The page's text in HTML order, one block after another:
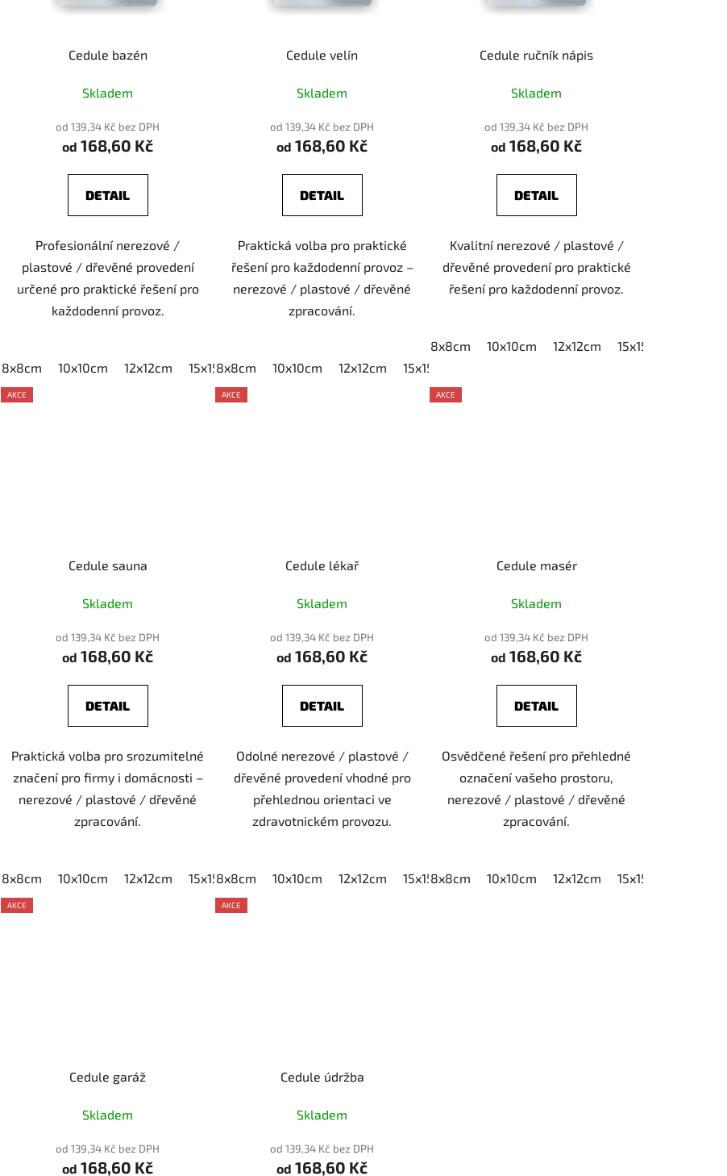
Cedule bazén
Skladem
od 139,34 Kč bez DPH
od 168,60 Kč
DETAIL
Profesionální nerezové /
plastové / dřevěné provedení
určené pro praktické řešení pro
každodenní provoz.
8x8cm 10x10cm 12x12cm 15x15cm 20x20cm
Cedule velín
Skladem
od 139,34 Kč bez DPH
od 168,60 Kč
DETAIL
Praktická volba pro praktické
řešení pro každodenní provoz –
nerezové / plastové / dřevěné
zpracování.
8x8cm 10x10cm 12x12cm 15x15cm
Cedule ručník nápis
Skladem
od 139,34 Kč bez DPH
od 168,60 Kč
DETAIL
Kvalitní nerezové / plastové /
dřevěné provedení pro praktické
řešení pro každodenní provoz.
8x8cm 10x10cm 12x12cm 15x15cm
AKCE
Cedule sauna
Skladem
od 139,34 Kč bez DPH
od 168,60 Kč
DETAIL
Praktická volba pro srozumitelné
značení pro firmy i domácnosti –
nerezové / plastové / dřevěné
zpracování.
8x8cm 10x10cm 12x12cm 15x15cm 20x20cm
AKCE
Cedule lékař
Skladem
od 139,34 Kč bez DPH
od 168,60 Kč
DETAIL
Odolné nerezové / plastové /
dřevěné provedení vhodné pro
přehlednou orientaci ve
zdravotnickém provozu.
8x8cm 10x10cm 12x12cm 15x15cm 20x20cm
AKCE
Cedule masér
Skladem
od 139,34 Kč bez DPH
od 168,60 Kč
DETAIL
Osvědčené řešení pro přehledné
označení vašeho prostoru,
nerezové / plastové / dřevěné
zpracování.
8x8cm 10x10cm 12x12cm 15x15cm
AKCE
Cedule garáž
Skladem
od 139,34 Kč bez DPH
od 168,60 Kč
AKCE
Cedule údržba
Skladem
od 139,34 Kč bez DPH
od 168,60 Kč